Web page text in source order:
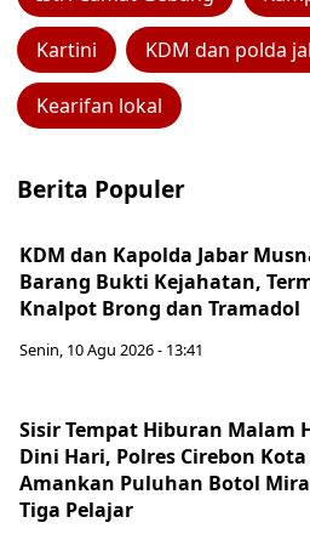
Kartini KDM dan polda
Kearifan lokal
Berita Populer
KDM dan Kapolda Jabar
Barang Bukti Kejahatan,
Knalpot Brong dan Tramadol
Senin, 10 Agu 2026 - 13:41
Sisir Tempat Hiburan Malam
Dini Hari, Polres Cirebon Kota
Amankan Puluhan Botol
Tiga Pelajar